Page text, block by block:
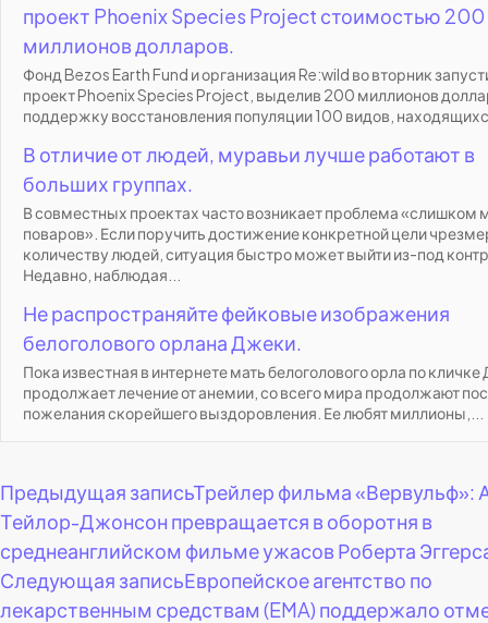
проект Phoenix Species Project стоимостью 200
миллионов долларов.
Фонд Bezos Earth Fund и организация Re:wild во вторник
проект Phoenix Species Project, выделив 200 миллионов
поддержку восстановления популяции 100 видов,
В отличие от людей, муравьи лучше работают в
больших группах.
В совместных проектах часто возникает проблема «слишком
поваров». Если поручить достижение конкретной цели
количеству людей, ситуация быстро может выйти из-под
Недавно, наблюдая...
Не распространяйте фейковые изображения
белоголового орлана Джеки.
Пока известная в интернете мать белоголового орла по
продолжает лечение от анемии, со всего мира продолжают
пожелания скорейшего выздоровления. Ее любят миллионы,...
Навигация
по
записям
Предыдущая записьТрейлер фильма «Вервульф»:
Тейлор-Джонсон превращается в оборотня в
среднеанглийском фильме ужасов Роберта
Следующая записьЕвропейское агентство по
лекарственным средствам (EMA) поддержало